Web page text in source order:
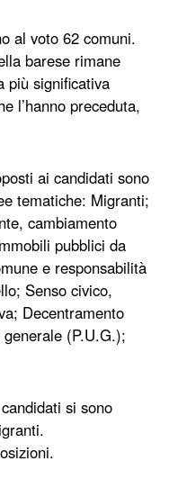
al voto 62 comuni.
barese rimane
più significativa
l’hanno preceduta,
ai candidati sono
tematiche: Migranti;
cambiamento
pubblici da
e responsabilità
Senso civico,
Decentramento
(P.U.G.);
si sono